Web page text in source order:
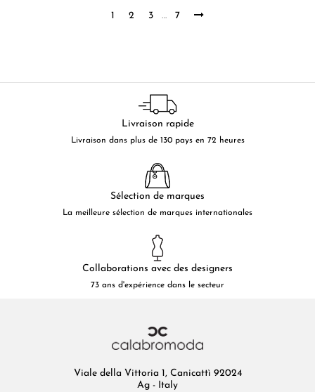
1 2 3 … 7
Livraison rapide
Livraison dans plus de 130 pays en 72 heures
Sélection de marques
La meilleure sélection de marques internationales
Collaborations avec des designers
73 ans d'expérience dans le secteur
Viale della Vittoria 1, Canicattì 92024
Ag - Italy